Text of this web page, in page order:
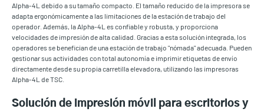
Alpha-4L debido a su tamaño compacto. El tamaño reducido de la impresora se
adapta ergonómicamente a las limitaciones de la estación de trabajo del
operador. Además, la Alpha-4L es confiable y robusta, y proporciona
velocidades de impresión de alta calidad. Gracias a esta solución integrada, los
operadores se benefician de una estación de trabajo "nómada" adecuada. Pueden
gestionar sus actividades con total autonomía e imprimir etiquetas de envío
directamente desde su propia carretilla elevadora, utilizando las impresoras
Alpha-4L de TSC.
Solución de impresión móvil para escritorios y